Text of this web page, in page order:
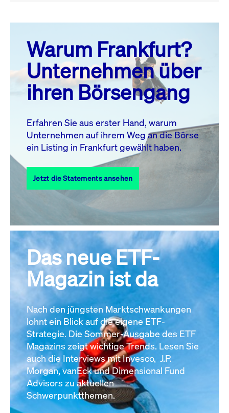
August 26
MO. DI. MI. DO. FR. SA. SO.
1
2
3
4 5 6 7 8
17 18 19 20 21 22
23
27 28
31
Alle Events
Warum Frankfurt?
Unternehmen über
ihren Börsengang
Erfahren Sie aus erster Hand, warum
Unternehmen auf ihrem Weg an die Börse
ein Listing in Frankfurt gewählt haben.
Jetzt die Statements ansehen
Das neue ETF-
Magazin ist da
Nach den jüngsten Marktschwankungen
lohnt ein Blick auf die eigene ETF-
Strategie. Die Sommer-Ausgabe des ETF
Magazins zeigt wichtige Trends. Lesen Sie
auch die Interviews mit Invesco, J.P.
Morgan, vanEck und Dimensional Fund
Advisors zu aktuellen
Schwerpunktthemen.